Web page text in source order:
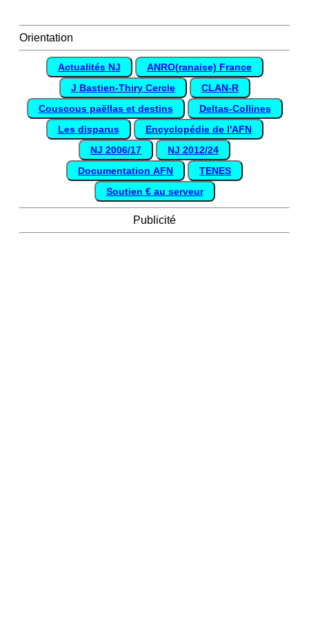
Orientation
Actualités NJ
ANRO(ranaise) France
J Bastien-Thiry Cercle
CLAN-R
Couscous paëllas et destins
Deltas-Collines
Les disparus
Encyclopédie de l'AFN
NJ 2006/17
NJ 2012/24
Documentation AFN
TENES
Soutien € au serveur
Publicité